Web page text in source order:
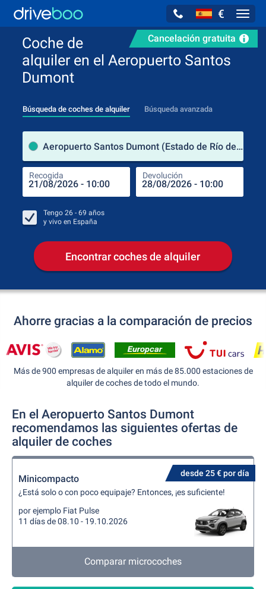
€
Cancelación gratuita
Coche de
alquiler en el Aeropuerto Santos
Dumont
Búsqueda de coches de alquiler Búsqueda avanzada
Aeropuerto Santos Dumont (Estado de Río de Janeiro / Brasil)
Recogida Devolución
Tengo 26 - 69 años
y vivo en España
Encontrar coches de alquiler
Ahorre gracias a la comparación de precios
Más de 900 empresas de alquiler en más de 85.000 estaciones de
alquiler de coches de todo el mundo.
En el Aeropuerto Santos Dumont
recomendamos las siguientes ofertas de
alquiler de coches
desde 25 € por día
Minicompacto
¿Está solo o con poco equipaje? Entonces, ¡es suficiente!
por ejemplo Fiat Pulse
11 días de 08.10 - 19.10.2026
Comparar microcoches